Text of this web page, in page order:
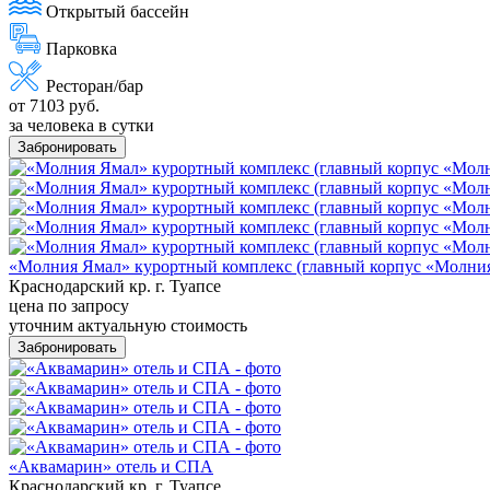
Открытый бассейн
Парковка
Ресторан/бар
от 7103 руб.
за человека в сутки
Забронировать
«Молния Ямал» курортный комплекс (главный корпус
Краснодарский кр. г. Туапсе
цена по запросу
уточним актуальную стоимость
Забронировать
«Аквамарин» отель и СПА
Краснодарский кр. г. Туапсе